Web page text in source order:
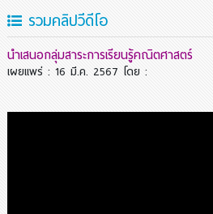
รวมคลิปวีดีโอ
นำเสนอกลุ่มสาระการเรียนรู้คณิตศาสตร์
เผยแพร่ : 16 มี.ค. 2567 โดย :